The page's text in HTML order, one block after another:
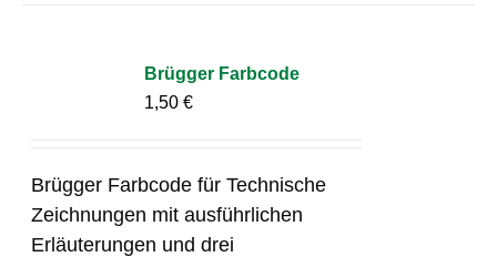
Brügger Farbcode
1,50€
Brügger Farbcode für Technische
Zeichnungen mit ausführlichen
Erläuterungen und drei